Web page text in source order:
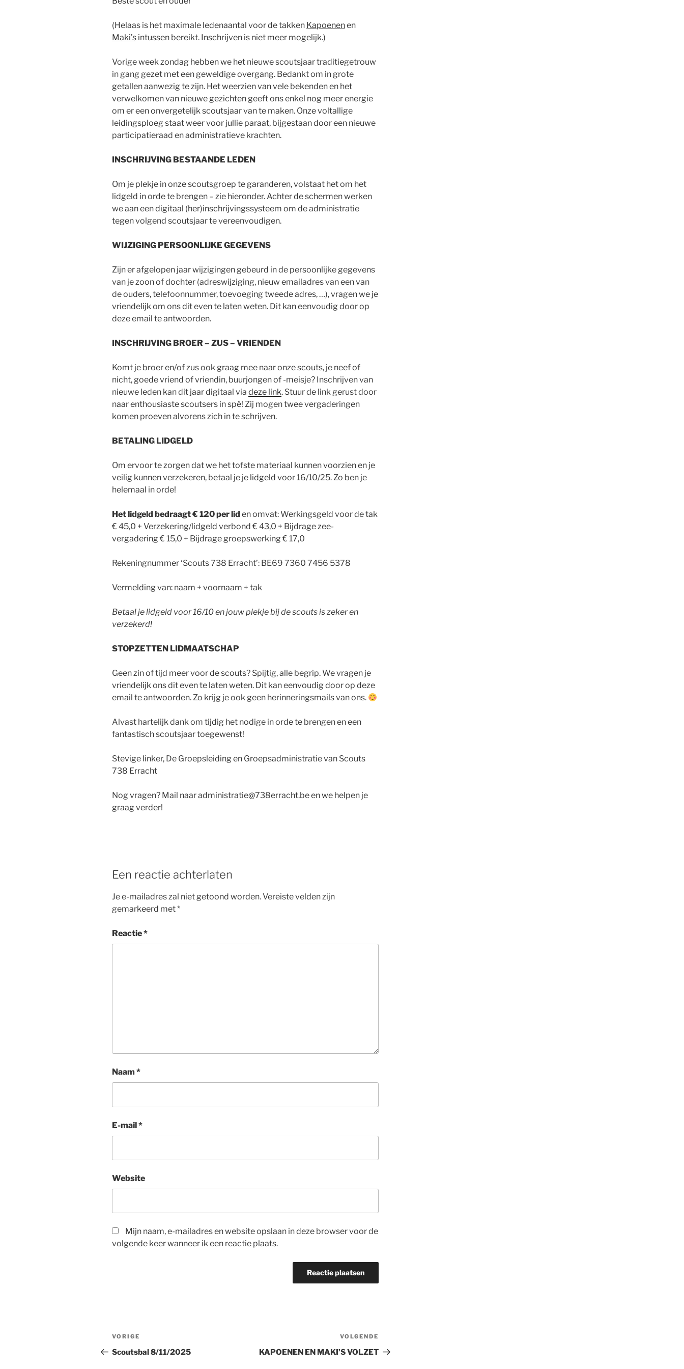
(Helaas is het maximale ledenaantal voor de takken Kapoenenen
Maki’s intussen bereikt. Inschrijven is niet meer mogelijk.)
Vorige week zondag hebben we het nieuwe scoutsjaar traditiegetrouw
in gang gezet met een geweldige overgang. Bedankt om in grote
getallen aanwezig te zijn. Het weerzien van vele bekenden en het
verwelkomen van nieuwe gezichten geeft ons enkel nog meer energie
om er een onvergetelijk scoutsjaar van te maken. Onze voltallige
leidingsploeg staat weer voor jullie paraat, bijgestaan door een nieuwe
participatieraad en administratieve krachten.
INSCHRIJVING BESTAANDE LEDEN
Om je plekje in onze scoutsgroep te garanderen, volstaat het om het
lidgeld in orde te brengen – zie hieronder. Achter de schermen werken
we aan een digitaal (her)inschrijvingssysteem om de administratie
tegen volgend scoutsjaar te vereenvoudigen.
WIJZIGING PERSOONLIJKE GEGEVENS
Zijn er afgelopen jaar wijzigingen gebeurd in de persoonlijke gegevens
van je zoon of dochter (adreswijziging, nieuw emailadres van een van
de ouders, telefoonnummer, toevoeging tweede adres, …), vragen we je
vriendelijk om ons dit even te laten weten. Dit kan eenvoudig door op
deze email te antwoorden.
INSCHRIJVING BROER – ZUS – VRIENDEN
Komt je broer en/of zus ook graag mee naar onze scouts, je neef of
nicht, goede vriend of vriendin, buurjongen of -meisje? Inschrijven van
nieuwe leden kan dit jaar digitaal via deze link. Stuur de link gerust door
naar enthousiaste scoutsers in spé! Zij mogen twee vergaderingen
komen proeven alvorens zich in te schrijven.
BETALING LIDGELD
Om ervoor te zorgen dat we het tofste materiaal kunnen voorzien en je
veilig kunnen verzekeren, betaal je je lidgeld voor 16/10/25. Zo ben je
helemaal in orde!
Het lidgeld bedraagt € 120 per lid en omvat: Werkingsgeld voor de tak
€ 45,0 + Verzekering/lidgeld verbond € 43,0 + Bijdrage zee-
vergadering € 15,0 + Bijdrage groepswerking € 17,0
Rekeningnummer ‘Scouts 738 Erracht’: BE69 7360 7456 5378
Vermelding van: naam + voornaam + tak
Betaal je lidgeld voor 16/10 en jouw plekje bij de scouts is zeker en
verzekerd!
STOPZETTEN LIDMAATSCHAP
Geen zin of tijd meer voor de scouts? Spijtig, alle begrip. We vragen je
vriendelijk ons dit even te laten weten. Dit kan eenvoudig door op deze
email te antwoorden. Zo krijg je ook geen herinneringsmails van ons.
Alvast hartelijk dank om tijdig het nodige in orde te brengen en een
fantastisch scoutsjaar toegewenst!
Stevige linker, De Groepsleiding en Groepsadministratie van Scouts
738 Erracht
Nog vragen? Mail naar administratie@738erracht.be en we helpen je
graag verder!
Een reactie achterlaten
Je e-mailadres zal niet getoond worden.Vereiste velden zijn
gemarkeerd met*
Reactie*
Naam *
E-mail*
Website
Mijn naam, e-mailadres en website opslaan in deze browser voor de
volgende keer wanneer ik een reactie plaats.
Berichtnavigatie
Vorig
bericht
VORIGE
Scoutsbal 8/11/2025
bericht
VOLGENDE
KAPOENEN EN MAKI’S VOLZET